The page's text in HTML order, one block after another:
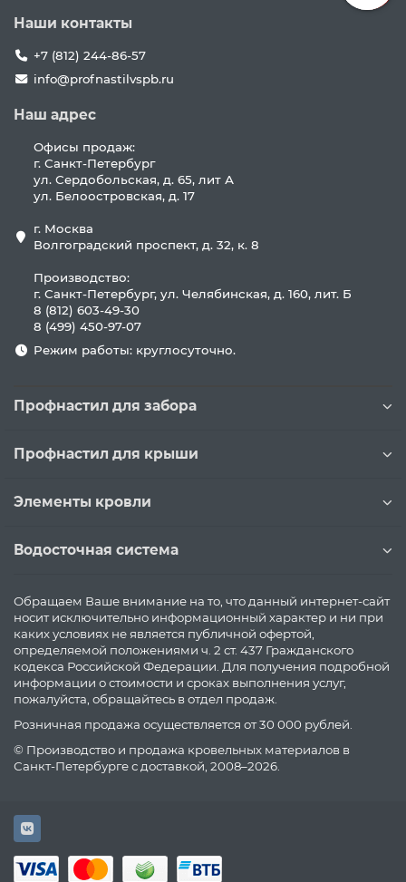
Наши контакты
+7 (812) 244-86-57
info@profnastilvspb.ru
Наш адрес
Офисы продаж:
г. Санкт-Петербург
ул. Сердобольская, д. 65, лит А
ул. Белоостровская, д. 17
г. Москва
Волгоградский проспект, д. 32, к. 8
Производство:
г. Санкт-Петербург, ул. Челябинская, д. 160, лит. Б
8 (812) 603-49-30
8 (499) 450-97-07
Режим работы: круглосуточно.
Профнастил для забора
Профнастил для крыши
Элементы кровли
Водосточная система
Обращаем Ваше внимание на то, что данный интернет-сайт
носит исключительно информационный характер и ни при
каких условиях не является публичной офертой,
определяемой положениями ч. 2 ст. 437 Гражданского
кодекса Российской Федерации. Для получения подробной
информации о стоимости и сроках выполнения услуг,
пожалуйста, обращайтесь в отдел продаж.
Розничная продажа осуществляется от 30 000 рублей.
© Производство и продажа кровельных материалов в
Санкт-Петербурге с доставкой, 2008–2026.